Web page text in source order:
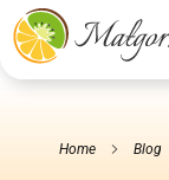
Małgorzata Rusek - dietetyk z pasją
Dietetyka kliniczna & Psychodietetyka
Home Blog